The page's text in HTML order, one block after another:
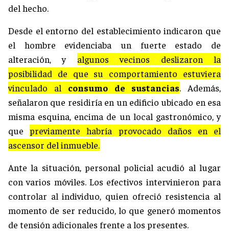
del hecho.
Desde el entorno del establecimiento indicaron que
el hombre evidenciaba un fuerte estado de
alteración, y algunos vecinos deslizaron la
posibilidad de que su comportamiento estuviera
vinculado al consumo de sustancias . Además,
señalaron que residiría en un edificio ubicado en esa
misma esquina, encima de un local gastronómico, y
quepreviamente habría provocado daños en el
ascensor del inmueble.
Ante la situación, personal policial acudió al lugar
con varios móviles. Los efectivos intervinieron para
controlar al individuo, quien ofreció resistencia al
momento de ser reducido, lo que generó momentos
de tensión adicionales frente a los presentes.